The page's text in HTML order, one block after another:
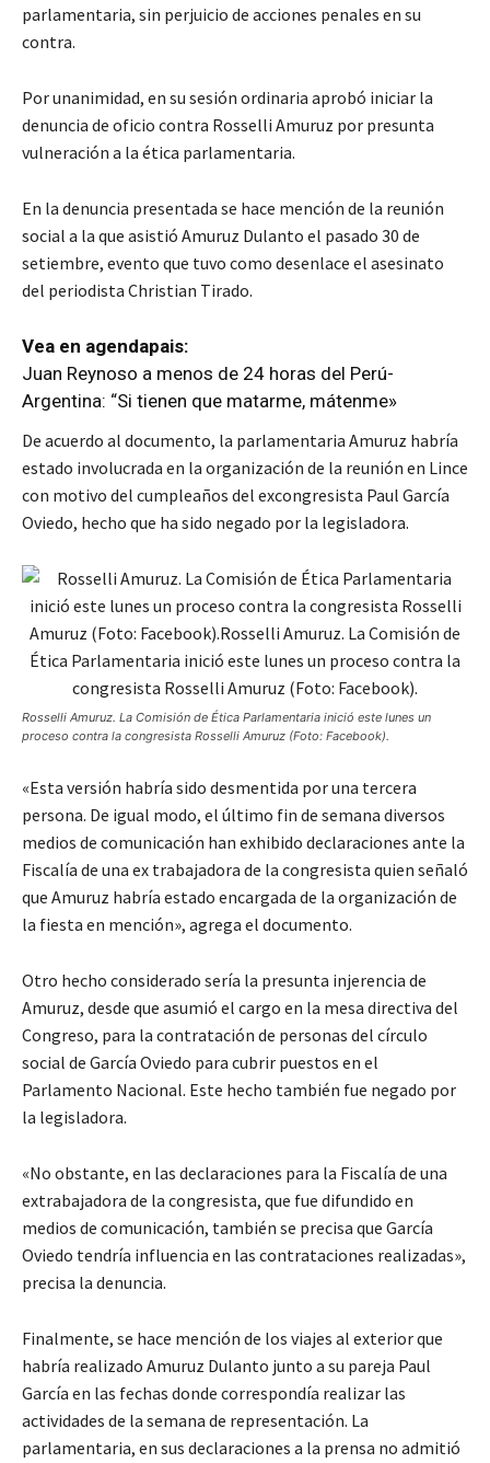
parlamentaria, sin perjuicio de acciones penales en su
contra.
Por unanimidad, en su sesión ordinaria aprobó iniciar la
denuncia de oficio contra Rosselli Amuruz por presunta
vulneración a la ética parlamentaria.
En la denuncia presentada se hace mención de la reunión
social a la que asistió Amuruz Dulanto el pasado 30 de
setiembre, evento que tuvo como desenlace el asesinato
del periodista Christian Tirado.
Vea en agendapais:
Juan Reynoso a menos de 24 horas del Perú-
Argentina: “Si tienen que matarme, mátenme»
De acuerdo al documento, la parlamentaria Amuruz habría
estado involucrada en la organización de la reunión en Lince
con motivo del cumpleaños del excongresista Paul García
Oviedo, hecho que ha sido negado por la legisladora.
Rosselli Amuruz. La Comisión de Ética Parlamentaria inició este lunes un
proceso contra la congresista Rosselli Amuruz (Foto: Facebook).
«Esta versión habría sido desmentida por una tercera
persona. De igual modo, el último fin de semana diversos
medios de comunicación han exhibido declaraciones ante la
Fiscalía de una ex trabajadora de la congresista quien señaló
que Amuruz habría estado encargada de la organización de
la fiesta en mención», agrega el documento.
Otro hecho considerado sería la presunta injerencia de
Amuruz, desde que asumió el cargo en la mesa directiva del
Congreso, para la contratación de personas del círculo
social de García Oviedo para cubrir puestos en el
Parlamento Nacional. Este hecho también fue negado por
la legisladora.
«No obstante, en las declaraciones para la Fiscalía de una
extrabajadora de la congresista, que fue difundido en
medios de comunicación, también se precisa que García
Oviedo tendría influencia en las contrataciones realizadas»,
precisa la denuncia.
Finalmente, se hace mención de los viajes al exterior que
habría realizado Amuruz Dulanto junto a su pareja Paul
García en las fechas donde correspondía realizar las
actividades de la semana de representación. La
parlamentaria, en sus declaraciones a la prensa no admitió